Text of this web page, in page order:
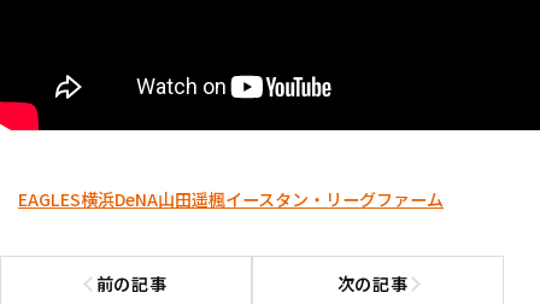
EAGLES横浜DeNA山田遥楓イースタン・リーグファーム
前の記事
前の記事へ 次の記事次の記事へ